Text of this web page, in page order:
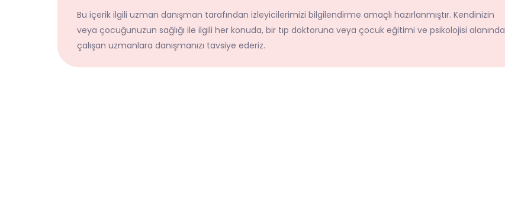
Bu içerik ilgili uzman danışman tarafından izleyicilerimizi bilgilendirme amaçlı hazırlanmıştır. Kendinizin
veya çocuğunuzun sağlığı ile ilgili her konuda, bir tıp doktoruna veya çocuk eğitimi ve psikolojisi alanında
çalışan uzmanlara danışmanızı tavsiye ederiz.